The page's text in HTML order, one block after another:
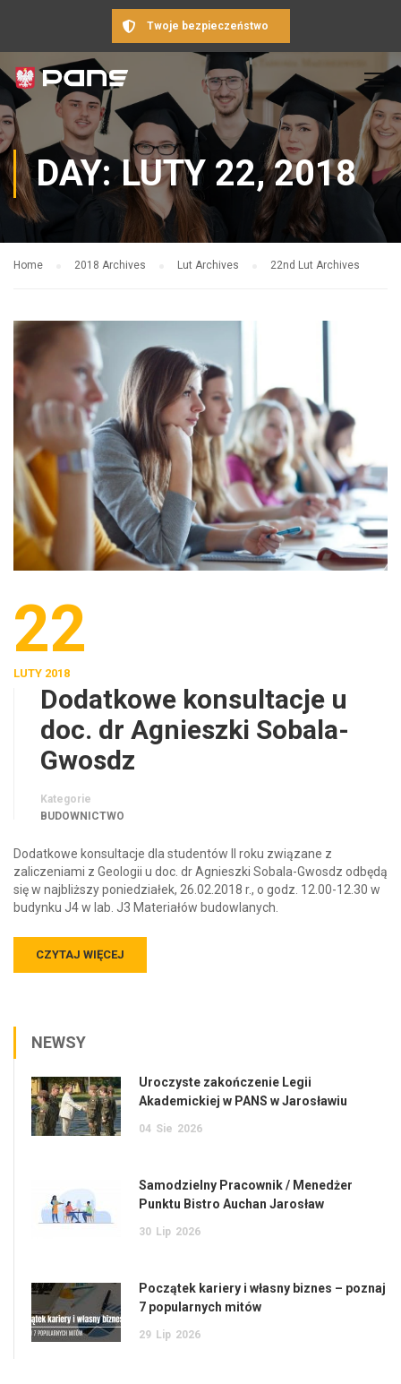
Twoje bezpieczeństwo
DAY: LUTY 22, 2018
Home 2018 Archives Lut Archives 22nd Lut Archives
22
LUTY 2018
Dodatkowe konsultacje u
doc. dr Agnieszki Sobala-
Gwosdz
Kategorie
BUDOWNICTWO
Dodatkowe konsultacje dla studentów II roku związane z
zaliczeniami z Geologii u doc. dr Agnieszki Sobala-Gwosdz odbędą
się w najbliższy poniedziałek, 26.02.2018 r., o godz. 12.00-12.30 w
budynku J4 w lab. J3 Materiałów budowlanych.
CZYTAJ WIĘCEJ
NEWSY
Uroczyste zakończenie Legii
Akademickiej w PANS w Jarosławiu
04 Sie 2026
Samodzielny Pracownik / Menedżer
Punktu Bistro Auchan Jarosław
30 Lip 2026
Początek kariery i własny biznes – poznaj
7 popularnych mitów
29 Lip 2026